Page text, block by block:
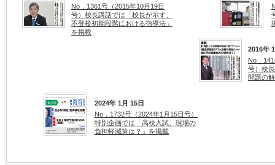
No．1361号（2015年10月19日
号）校長講話では「校長が示す、
不登校初期段階における指導法」
を掲載
2016年
No．
号）校
問題の
2024年 1月 15日
No．1732号（2024年1月15日号）
特別企画では「高校入試、現場の
負担軽減策は？」を掲載